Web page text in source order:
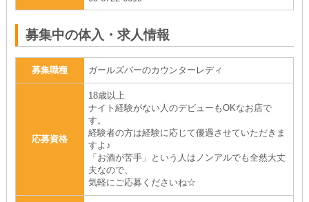
募集中の体入・求人情報
募集職種 ガールズバーのカウンターレディ
応募資格
18歳以上
ナイト経験がない人のデビューもOKなお店で
す。
経験者の方は経験に応じて優遇させていただきま
すよ♪
「お酒が苦手」という人はノンアルでも全然大丈
夫なので、
気軽にご応募くださいね☆